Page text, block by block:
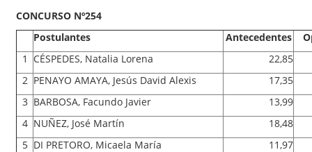
CONCURSO Nº254
Postulantes
Antecedentes
1
CÉSPEDES, Natalia Lorena
22,85
2 PENAYO AMAYA, Jesús David Alexis
17,35
3 BARBOSA, Facundo Javier
13,99
4 NUÑEZ, José Martín
18,48
5 DI PRETORO, Micaela María
11,97